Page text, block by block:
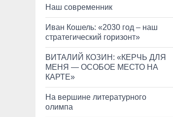
Наш современник
Иван Кошель: «2030 год – наш
стратегический горизонт»
ВИТАЛИЙ КОЗИН: «КЕРЧЬ ДЛЯ
МЕНЯ — ОСОБОЕ МЕСТО НА
КАРТЕ»
На вершине литературного
олимпа